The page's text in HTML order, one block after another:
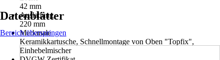
42 mm
Ausladung
220 mm
Merkmale
Keramikkartusche, Schnellmontage von Oben "Topfix",
Einhebelmischer
Datenblätter
Bereich überspringen